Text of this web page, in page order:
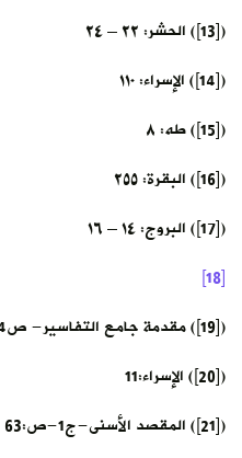
([13]) الحشر: ٢٢ – ٢٤
([14]) الإسراء: ١١٠
([15]) طه: ٨
([16]) البقرة: ٢٥٥
([17]) البروج: ١٤ – ١٦
[18]
([19]) مقدمة جامع التفاسير- ص114-115
([20]) الإسراء:11
([21]) المقصد الأسنى-ج1-ص:63